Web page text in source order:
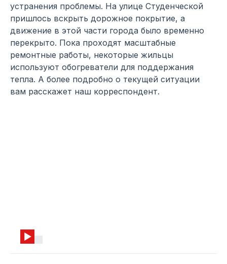
устранения проблемы. На улице Студенческой
пришлось вскрыть дорожное покрытие, а
движение в этой части города было временно
перекрыто. Пока проходят масштабные
ремонтные работы, некоторые жильцы
используют обогреватели для поддержания
тепла. А более подробно о текущей ситуации
вам расскажет наш корреспондент.